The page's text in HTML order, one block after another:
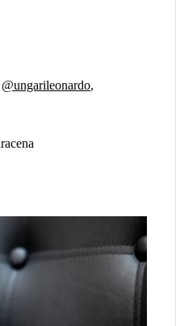
@ungarileonardo,